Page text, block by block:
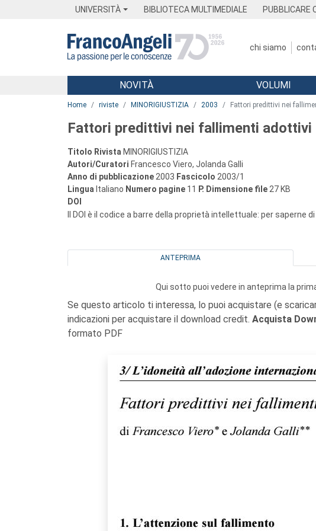
UNIVERSITÀ BIBLIOTECA MULTIMEDIALE PUBBLICARE
chi siamo
Menu
NOVITÀ VOLUMI
Home riviste MINORIGIUSTIZIA 2003 Fattori predittivi nei
Fattori predittivi nei fallimenti adottivi
Titolo Rivista MINORIGIUSTIZIA
Autori/Curatori Francesco Viero, Jolanda Galli
Anno di pubblicazione 2003 Fascicolo 2003/1
Lingua Italiano Numero pagine 11 P. Dimensione file 27 KB
DOI
Il DOI è il codice a barre della proprietà intellettuale: per saperne di
ANTEPRIMA
Qui sotto puoi vedere in anteprima la
Se questo articolo ti interessa, lo puoi acquistare (e
indicazioni per acquistare il download credit. Acquista
formato PDF